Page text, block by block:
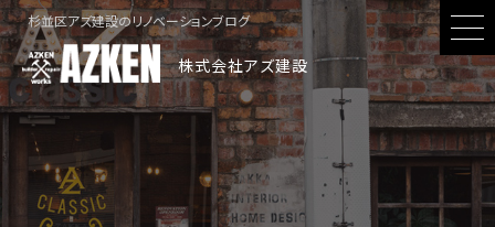
株式会社アズ建設
杉並区アズ建設のリノベーションブログ